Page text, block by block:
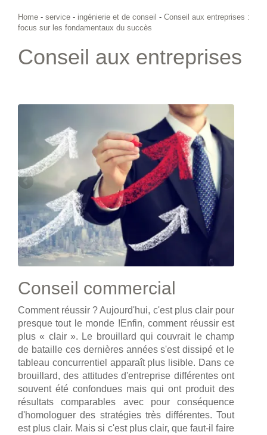
Home - service - ingénierie et de conseil - Conseil aux entreprises :
focus sur les fondamentaux du succès
Conseil aux entreprises
Conseil commercial
Comment réussir ? Aujourd'hui, c'est plus clair pour
presque tout le monde !Enfin, comment réussir est
plus « clair ». Le brouillard qui couvrait le champ
de bataille ces dernières années s'est dissipé et le
tableau concurrentiel apparaît plus lisible. Dans ce
brouillard, des attitudes d'entreprise différentes ont
souvent été confondues mais qui ont produit des
résultats comparables avec pour conséquence
d'homologuer des stratégies très différentes. Tout
est plus clair. Mais si c'est plus clair, que faut-il faire